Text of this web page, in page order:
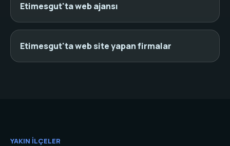
Etimesgut'ta web ajansı
Etimesgut'ta web site yapan firmalar
YAKIN İLÇELER